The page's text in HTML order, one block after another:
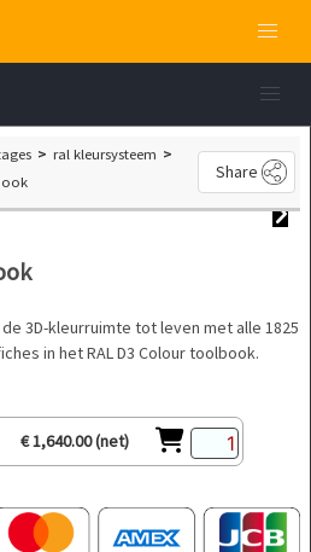
ral kleursysteem
Share
3D-kleurruimte tot leven met alle 1825
in het RAL D3 Colour toolbook.
€ 1,640.00 (net)